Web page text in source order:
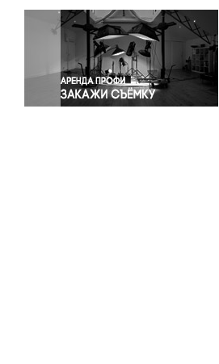
Светская жизнь
Спорт
Экология
Экономика и бизнес